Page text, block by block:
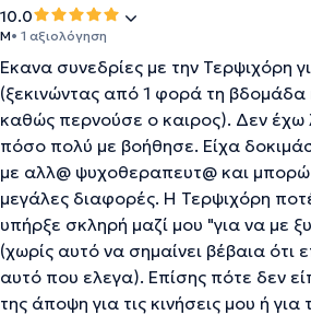
10.0
Μ• 1 αξιολόγηση
Έκανα συνεδρίες με την Τερψιχόρη
(ξεκινώντας από 1 φορά τη βδομάδα
καθώς περνούσε ο καιρος). Δεν έχω
πόσο πολύ με βοήθησε. Είχα
με αλλ@ ψυχοθεραπευτ@ και
μεγάλες διαφορές. Η Τερψιχόρη
υπήρξε σκληρή μαζί μου "για να με
(χωρίς αυτό να σημαίνει βέβαια ότι
αυτό που ελεγα). Επίσης πότε δεν
της άποψη για τις κινήσεις μου ή